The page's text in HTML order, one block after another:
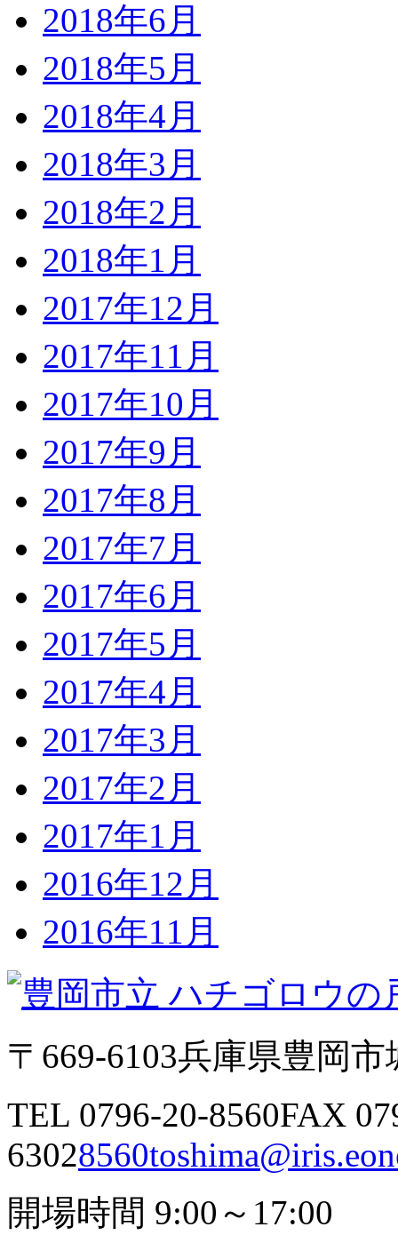
2018年6月
2018年5月
2018年4月
2018年3月
2018年2月
2018年1月
2017年12月
2017年11月
2017年10月
2017年9月
2017年8月
2017年7月
2017年6月
2017年5月
2017年4月
2017年3月
2017年2月
2017年1月
2016年12月
2016年11月
〒669-6103兵庫県豊岡市
TEL 0796-20-8560FAX
6302
開場時間 9:00～17:00